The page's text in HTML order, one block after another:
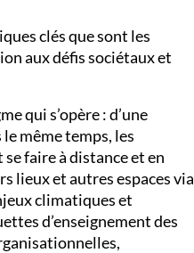
clés que sont les
aux défis sociétaux et
qui s’opère : d’une
même temps, les
faire à distance et en
lieux et autres espaces via
climatiques et
d’enseignement des